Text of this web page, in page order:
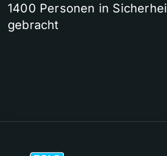
1400 Personen in
gebracht